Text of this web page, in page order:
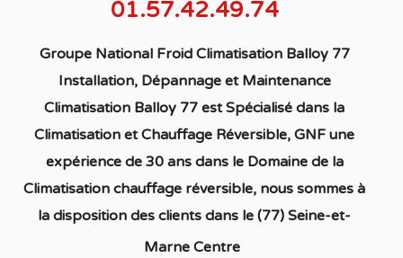
01.57.42.49.74
Groupe National Froid Climatisation Balloy 77
Installation, Dépannage et Maintenance
Climatisation Balloy 77est Spécialisé dans la
Climatisation et Chauffage Réversible, GNF une
expérience de 30 ans dans le Domaine de la
Climatisation chauffage réversible, nous sommes à
la disposition des clients dans le (77) Seine-et-
Marne Centre